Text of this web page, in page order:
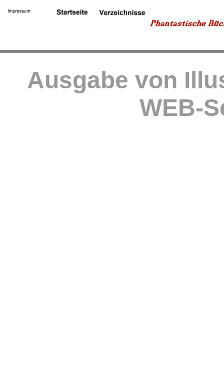
Ausgabe von
WEB-